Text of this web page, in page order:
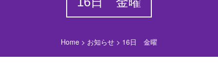
Home> お知らせ> 16日 金曜